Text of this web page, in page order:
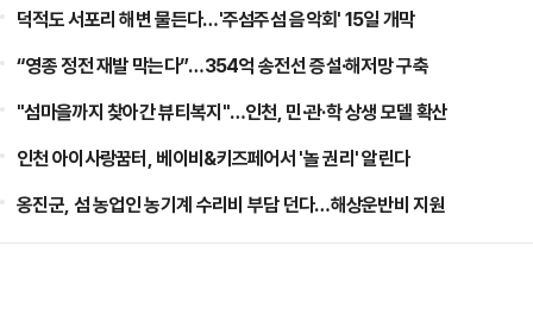
덕적도 서포리 해변 물든다…'주섬주섬 음악회' 15일 개막
“영종 정전 재발 막는다”…354억 송전선 증설·해저망 구축
"섬마을까지 찾아간 뷰티복지"…인천, 민·관·학 상생 모델 확산
인천 아이사랑꿈터, 베이비&키즈페어서 '놀 권리' 알린다
옹진군, 섬 농업인 농기계 수리비 부담 던다…해상운반비 지원